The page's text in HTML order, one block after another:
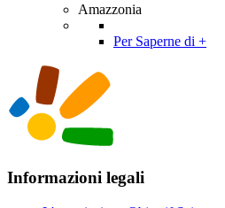
Amazzonia
Per Saperne di +
Informazioni legali